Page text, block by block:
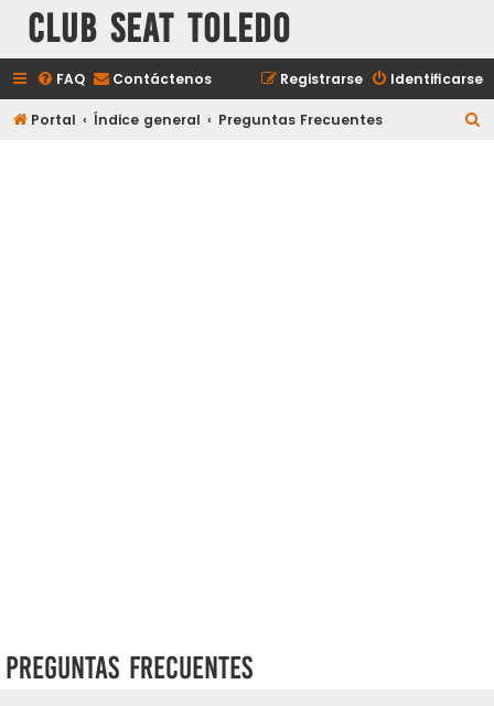
Club Seat Toledo
FAQ Contáctenos Identificarse
Registrarse
Portal Índice general Preguntas Frecuentes
Preguntas Frecuentes